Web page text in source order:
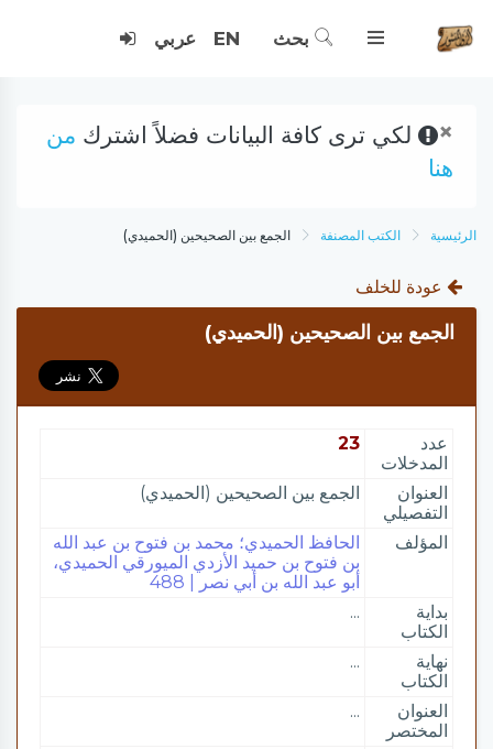
بحث EN عربي
× لكي ترى كافة البيانات فضلاً اشترك من
هنا
الرئيسية الكتب المصنفة الجمع بين الصحيحين (الحميدي)
عودة للخلف
الجمع بين الصحيحين (الحميدي)
عدد
المدخلات
23
العنوان
التفصيلي
الجمع بين الصحيحين (الحميدي)
المؤلف
الحافظ الحميدي؛ محمد بن فتوح بن عبد الله
بن فتوح بن حميد الأزدي الميورقي الحميدي،
أبو عبد الله بن أبي نصر | 488
بداية
الكتاب
...
نهاية
الكتاب
...
العنوان
المختصر
...